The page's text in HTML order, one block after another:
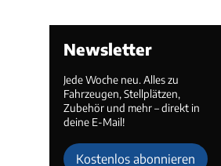
Newsletter
Jede Woche neu. Alles zu
Fahrzeugen, Stellplätzen,
Zubehör und mehr – direkt in
deine E-Mail!
Kostenlos abonnieren